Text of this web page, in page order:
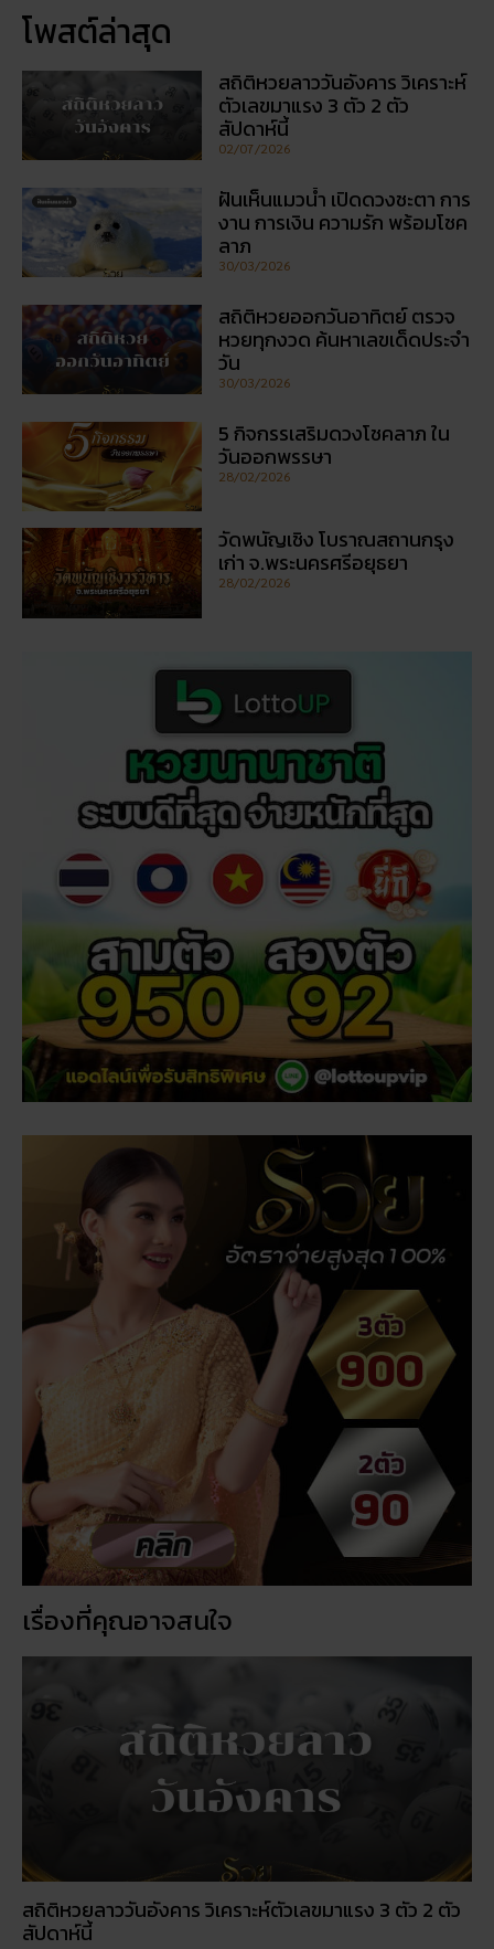
โพสต์ล่าสุด
สถิติหวยลาววันอังคาร วิเคราะห์
ตัวเลขมาแรง 3 ตัว 2 ตัว
สัปดาห์นี้
02/07/2026
ฝันเห็นแมวน้ำ เปิดดวงชะตา การ
งาน การเงิน ความรัก พร้อมโชค
ลาภ
30/03/2026
สถิติหวยออกวันอาทิตย์ ตรวจ
หวยทุกงวด ค้นหาเลขเด็ดประจำ
วัน
30/03/2026
5 กิจกรรเสริมดวงโชคลาภ ใน
วันออกพรรษา
28/02/2026
วัดพนัญเชิง โบราณสถานกรุง
เก่า จ.พระนครศรีอยุธยา
28/02/2026
เรื่องที่คุณอาจสนใจ
สถิติหวยลาววันอังคาร วิเคราะห์ตัวเลขมาแรง 3 ตัว 2 ตัว
สัปดาห์นี้